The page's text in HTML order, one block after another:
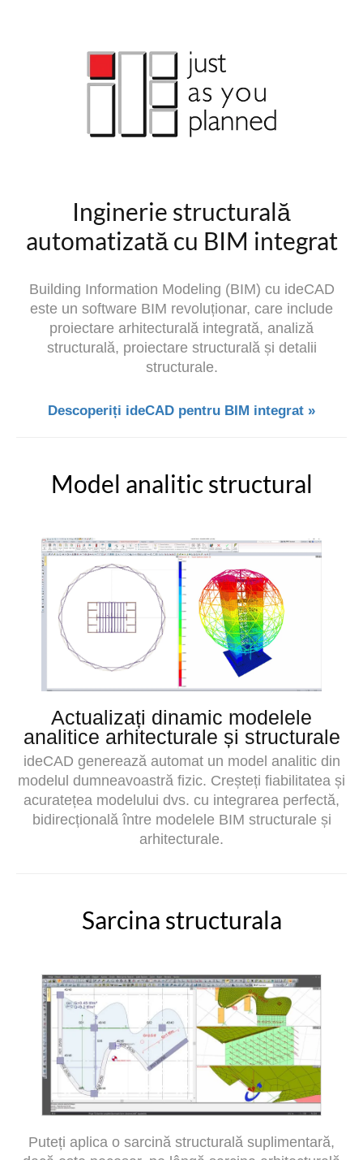
Inginerie structurală
automatizată cu BIM integrat
Building Information Modeling (BIM) cu ideCAD
este un software BIM revoluționar, care include
proiectare arhitecturală integrată, analiză
structurală, proiectare structurală și detalii
structurale.
Descoperiți ideCAD pentru BIM integrat »
Model analitic structural
Actualizați dinamic modelele
analitice arhitecturale și structurale
ideCAD generează automat un model analitic din
modelul dumneavoastră fizic. Creșteți fiabilitatea și
acuratețea modelului dvs. cu integrarea perfectă,
bidirecțională între modelele BIM structurale și
arhitecturale.
Sarcina structurala
Puteți aplica o sarcină structurală suplimentară,